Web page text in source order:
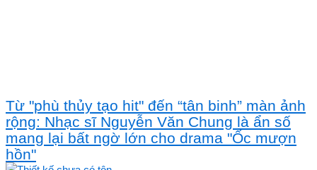
Từ "phù thủy tạo hit" đến “tân binh” màn ảnh
rộng: Nhạc sĩ Nguyễn Văn Chung là ẩn số
mang lại bất ngờ lớn cho drama "Ốc mượn
hồn"